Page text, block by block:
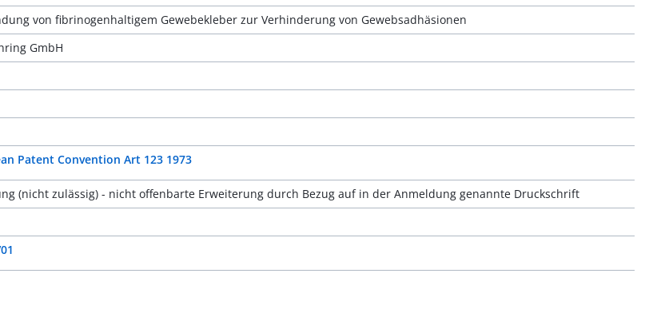
von fibrinogenhaltigem Gewebekleber zur Verhinderung von Gewebsadhäsionen
GmbH
Patent Convention Art 123 1973
(nicht zulässig) - nicht offenbarte Erweiterung durch Bezug auf in der Anmeldung genannte Druckschrift